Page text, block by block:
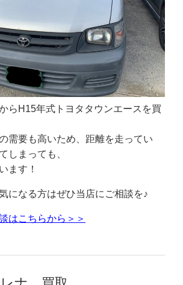
らH15年式トヨタタウンエースを買
需要も高いため、距離を走ってい
しまっても、
ます！
になる方はぜひ当店にご相談を♪
はこちらから＞＞